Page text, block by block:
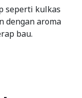
seperti kulkas
dengan aroma
bau.